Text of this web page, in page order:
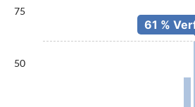
75
50